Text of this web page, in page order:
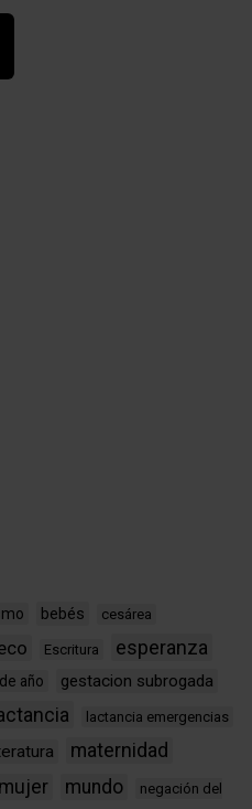
bebés cesárea
Escritura esperanza
año gestacion subrogada
lactancia emergencias
maternidad
mujer mundo negación del